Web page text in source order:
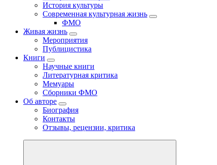
История культуры
Современная культурная жизнь
ФМО
Живая жизнь
Мероприятия
Публицистика
Книги
Научные книги
Литературная критика
Мемуары
Сборники ФМО
Об авторе
Биография
Контакты
Отзывы, рецензии, критика